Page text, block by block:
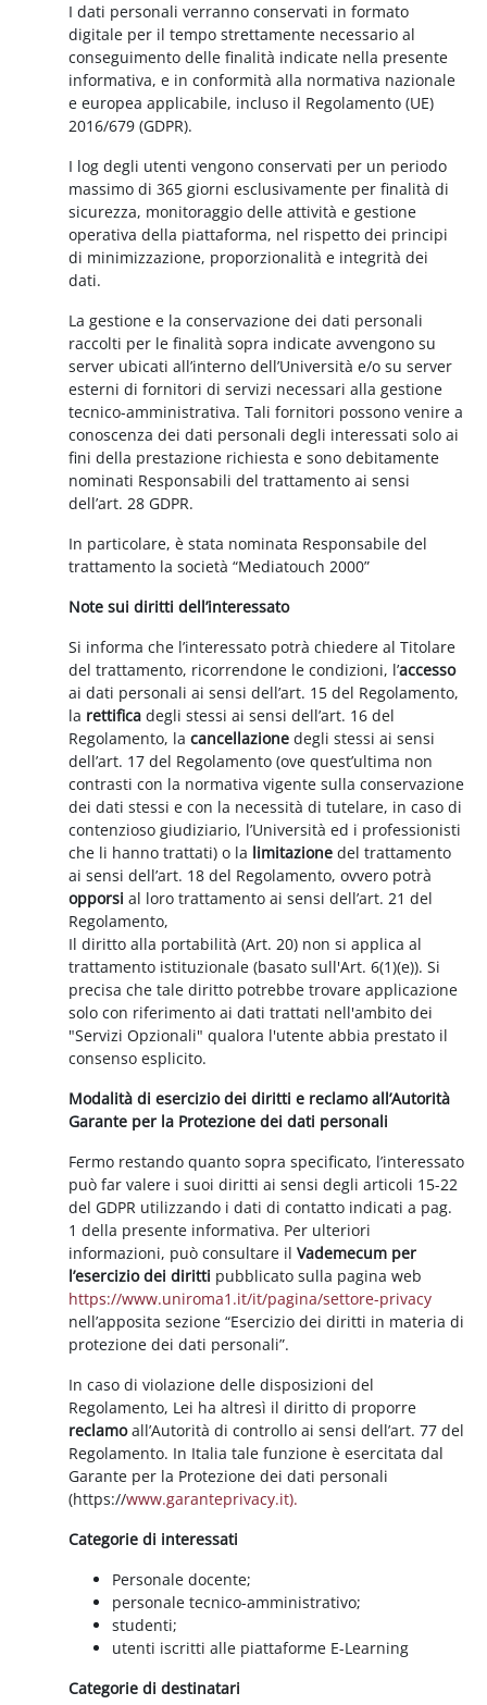
I dati personali verranno conservati in formato
digitale per il tempo strettamente necessario al
conseguimento delle finalità indicate nella presente
informativa, e in conformità alla normativa nazionale
e europea applicabile, incluso il Regolamento (UE)
2016/679 (GDPR).
I log degli utenti vengono conservati per un periodo
massimo di 365 giorni esclusivamente per finalità di
sicurezza, monitoraggio delle attività e gestione
operativa della piattaforma, nel rispetto dei principi
di minimizzazione, proporzionalità e integrità dei
dati.
La gestione e la conservazione dei dati personali
raccolti per le finalità sopra indicate avvengono su
server ubicati all’interno dell’Università e/o su server
esterni di fornitori di servizi necessari alla gestione
tecnico-amministrativa. Tali fornitori possono venire a
conoscenza dei dati personali degli interessati solo ai
fini della prestazione richiesta e sono debitamente
nominati Responsabili del trattamento ai sensi
dell’art. 28 GDPR.
In particolare, è stata nominata Responsabile del
trattamento la società “Mediatouch 2000”
Note sui diritti dell’interessato
Si informa che l’interessato potrà chiedere al Titolare
del trattamento, ricorrendone le condizioni, l’accesso
ai dati personali ai sensi dell’art. 15 del Regolamento,
la rettificadegli stessi ai sensi dell’art. 16 del
Regolamento, lacancellazione degli stessi ai sensi
dell’art. 17 del Regolamento (ove quest’ultima non
contrasti con la normativa vigente sulla conservazione
dei dati stessi e con la necessità di tutelare, in caso di
contenzioso giudiziario, l’Università ed i professionisti
che li hanno trattati) o la limitazione del trattamento
ai sensi dell’art. 18 del Regolamento, ovvero potrà
opporsi al loro trattamento ai sensi dell’art. 21 del
Regolamento,
Il diritto alla portabilità (Art. 20) non si applica al
trattamento istituzionale (basato sull'Art. 6(1)(e)). Si
precisa che tale diritto potrebbe trovare applicazione
solo con riferimento ai dati trattati nell'ambito dei
"Servizi Opzionali" qualora l'utente abbia prestato il
consenso esplicito.
Modalità di esercizio dei diritti e reclamo all’Autorità
Garante per la Protezione dei dati personali
Fermo restando quanto sopra specificato, l’interessato
può far valere i suoi diritti ai sensi degli articoli 15-22
del GDPR utilizzando i dati di contatto indicati a pag.
1 della presente informativa. Per ulteriori
informazioni, può consultare ilVademecum per
l’esercizio dei diritti pubblicato sulla pagina web
https://www.uniroma1.it/it/pagina/settore-privacy
nell’apposita sezione “Esercizio dei diritti in materia di
protezione dei dati personali”.
In caso di violazione delle disposizioni del
Regolamento, Lei ha altresì il diritto di proporre
reclamoall’Autorità di controllo ai sensi dell’art. 77 del
Regolamento. In Italia tale funzione è esercitata dal
Garante per la Protezione dei dati personali
(https://www.garanteprivacy.it).
Categorie di interessati
Personale docente;
personale tecnico-amministrativo;
studenti;
utenti iscritti alle piattaforme E-Learning
Categorie di destinatari